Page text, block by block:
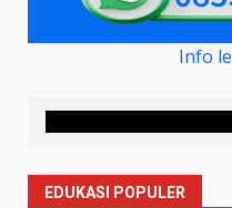
Info
EDUKASI POPULER